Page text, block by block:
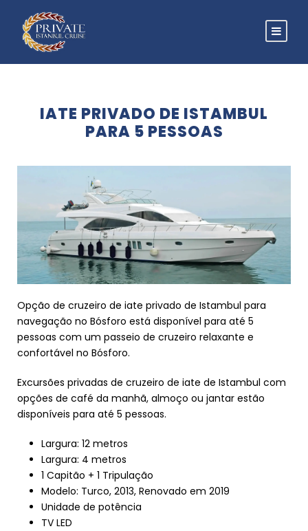
IATE PRIVADO DE ISTAMBUL
PARA 5 PESSOAS
Opção de cruzeiro de iate privado de Istambul para
navegação no Bósforo está disponível para até 5
pessoas com um passeio de cruzeiro relaxante e
confortável no Bósforo.
Excursões privadas de cruzeiro de iate de Istambul com
opções de café da manhã, almoço ou jantar estão
disponíveis para até 5 pessoas.
Largura: 12 metros
Largura: 4 metros
1 Capitão + 1 Tripulação
Modelo: Turco, 2013, Renovado em 2019
Unidade de potência
TV LED